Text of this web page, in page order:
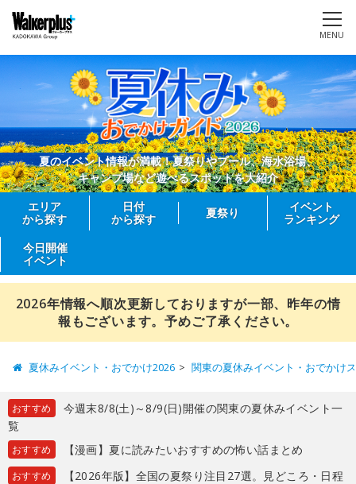
MENU
夏のイベント情報が満載！夏祭りやプール、海水浴場、
キャンプ場など遊べるスポットを大紹介
エリア
から探す
日付
から探す
夏祭り
イベント
ランキング
今日開催
イベント
2026年情報へ順次更新しておりますが一部、昨年の情
報もございます。予めご了承ください。
夏休みイベント・おでかけ2026 関東の夏休みイベント・おでかけ
おすすめ
今週末8/8(土)～8/9(日)開催の関東の夏休みイベント一
覧
おすすめ 【漫画】夏に読みたいおすすめの怖い話まとめ
おすすめ
【2026年版】全国の夏祭り注目27選。見どころ・日程